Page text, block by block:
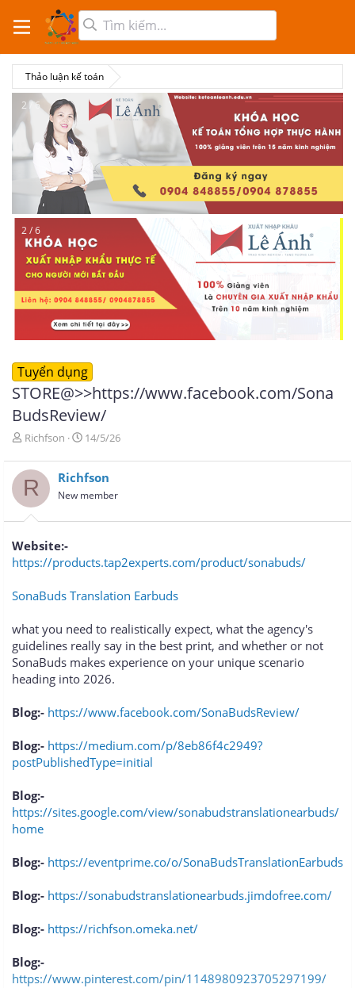
Thảo luận kế toán
2 / 6
2 / 6
Tuyển dụng
STORE@>>https://www.facebook.com/Sona
BudsReview/
T
r
e
a
d
s
a
r
e
Richfson
N
à
y
g
i
14/5/26
R Richfson
New member
Website:-
https://products.tap2experts.com/product/sonabuds/
SonaBuds Translation Earbuds
what you need to realistically expect, what the agency's
guidelines really say in the best print, and whether or not
SonaBuds makes experience on your unique scenario
heading into 2026.
Blog:- https://www.facebook.com/SonaBudsReview/
Blog:- https://medium.com/p/8eb86f4c2949?
postPublishedType=initial
Blog:-
https://sites.google.com/view/sonabudstranslationearbuds/
home
Blog:- https://eventprime.co/o/SonaBudsTranslationEarbuds
Blog:- https://sonabudstranslationearbuds.jimdofree.com/
Blog:- https://richfson.omeka.net/
Blog:-
https://www.pinterest.com/pin/1148980923705297199/